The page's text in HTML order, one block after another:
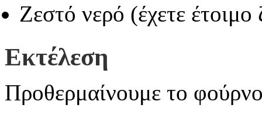
Ζεστό νερό (έχετε
Εκτέλεση
Προθερμαίνουμε το